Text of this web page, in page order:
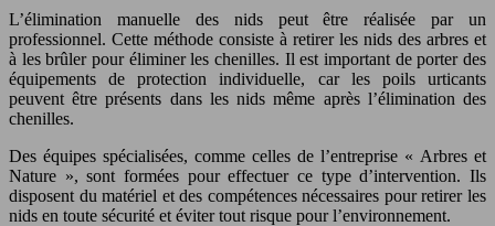
L’élimination manuelle des nids peut être réalisée par un
professionnel. Cette méthode consiste à retirer les nids des arbres et
à les brûler pour éliminer les chenilles. Il est important de porter des
équipements de protection individuelle, car les poils urticants
peuvent être présents dans les nids même après l’élimination des
chenilles.
Des équipes spécialisées, comme celles de l’entreprise « Arbres et
Nature », sont formées pour effectuer ce type d’intervention. Ils
disposent du matériel et des compétences nécessaires pour retirer les
nids en toute sécurité et éviter tout risque pour l’environnement.